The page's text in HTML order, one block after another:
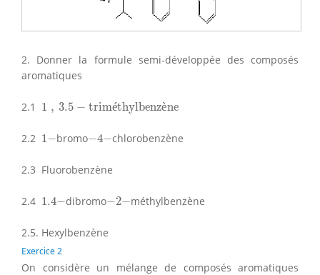
2. Donner la formule semi-développée des composés
aromatiques
2.1 1 , 3.5 − triméthylbenzène
1 3.5− triméthylbenzène
2.2 1−
1 bromo−4−
4 chlorobenzène
2.3 Fluorobenzène
2.4 1.4−
1.4 dibromo−2−
2− méthylbenzène
2.5. Hexylbenzène
Exercice 2
On considère un mélange de composés aromatiques